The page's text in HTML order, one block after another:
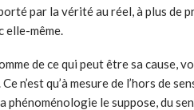
par la vérité au réel, à plus de
elle-même.
de ce qui peut être sa cause,
n’est qu’à mesure de l’hors de
phénoménologie le suppose, du